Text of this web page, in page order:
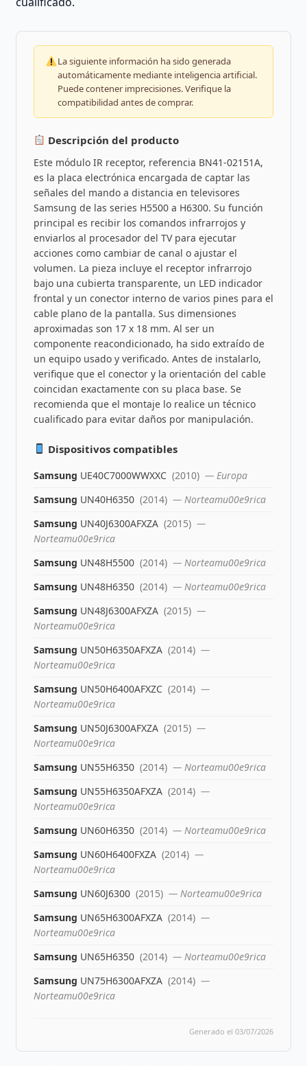
La siguiente información ha sido generada
automáticamente mediante inteligencia artificial.
Puede contener imprecisiones. Verifique la
compatibilidad antes de comprar.
Descripción del producto
Este módulo IR receptor, referencia BN41-02151A,
es la placa electrónica encargada de captar las
señales del mando a distancia en televisores
Samsung de las series H5500 a H6300. Su función
principal es recibir los comandos infrarrojos y
enviarlos al procesador del TV para ejecutar
acciones como cambiar de canal o ajustar el
volumen. La pieza incluye el receptor infrarrojo
bajo una cubierta transparente, un LED indicador
frontal y un conector interno de varios pines para el
cable plano de la pantalla. Sus dimensiones
aproximadas son 17 x 18 mm. Al ser un
componente reacondicionado, ha sido extraído de
un equipo usado y verificado. Antes de instalarlo,
verifique que el conector y la orientación del cable
coincidan exactamente con su placa base. Se
recomienda que el montaje lo realice un técnico
cualificado para evitar daños por manipulación.
Dispositivos compatibles
Samsung UE40C7000WWXXC (2010) — Europa
Samsung UN40H6350 (2014) — Norteamu00e9rica
Samsung UN40J6300AFXZA (2015) —
Norteamu00e9rica
Samsung UN48H5500 (2014) — Norteamu00e9rica
Samsung UN48H6350 (2014) — Norteamu00e9rica
Samsung UN48J6300AFXZA (2015) —
Norteamu00e9rica
Samsung UN50H6350AFXZA (2014) —
Norteamu00e9rica
Samsung UN50H6400AFXZC (2014) —
Norteamu00e9rica
Samsung UN50J6300AFXZA (2015) —
Norteamu00e9rica
Samsung UN55H6350 (2014) — Norteamu00e9rica
Samsung UN55H6350AFXZA (2014) —
Norteamu00e9rica
Samsung UN60H6350 (2014) — Norteamu00e9rica
Samsung UN60H6400FXZA (2014) —
Norteamu00e9rica
Samsung UN60J6300 (2015) — Norteamu00e9rica
Samsung UN65H6300AFXZA (2014) —
Norteamu00e9rica
Samsung UN65H6350 (2014) — Norteamu00e9rica
Samsung UN75H6300AFXZA (2014) —
Norteamu00e9rica
Generado el 03/07/2026